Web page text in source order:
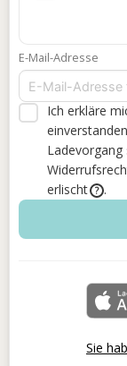
E-Mail-Adresse
Ich erkläre
einverstanden
erlischt
? .
Sie